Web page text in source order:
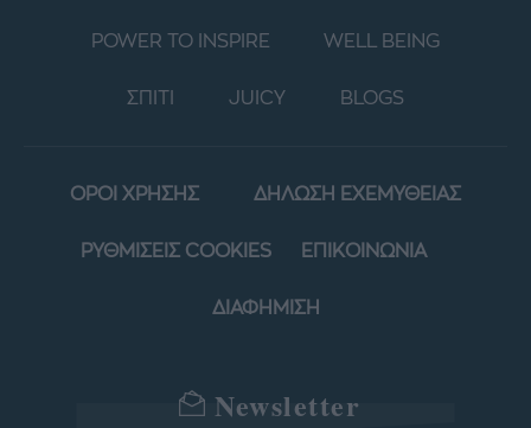
POWER TO INSPIRE WELL BEING
ΣΠΙΤΙ JUICY BLOGS
ΟΡΟΙ ΧΡΗΣΗΣ ΔΗΛΩΣΗ ΕΧΕΜΥΘΕΙΑΣ
ΡΥΘΜΙΣΕΙΣ COOKIES ΕΠΙΚΟΙΝΩΝΙΑ
ΔΙΑΦΗΜΙΣΗ
Newsletter